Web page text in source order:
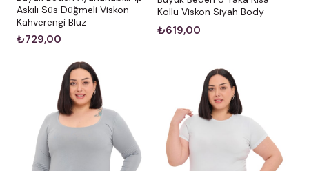
Askılı Süs Düğmeli Viskon
Kahverengi Bluz
₺729,00
Kollu Viskon Siyah Body
₺619,00